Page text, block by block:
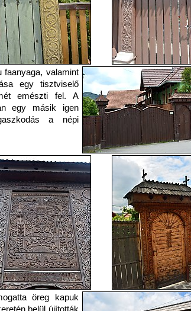
faanyaga, valamint
egy tisztviselő
emészti fel. A
egy másik igen
a népi
öreg kapuk
belül újították